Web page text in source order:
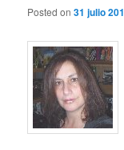
Posted on31 julio